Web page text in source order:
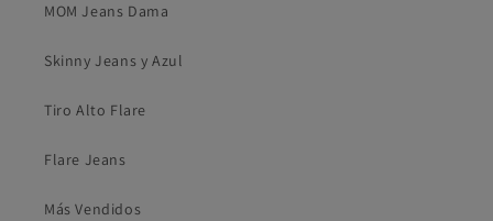
MOM Jeans Dama
Skinny Jeans y Azul
Tiro Alto Flare
Flare Jeans
Más Vendidos